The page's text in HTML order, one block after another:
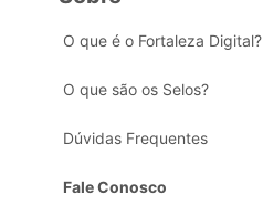
O que é o Fortaleza Digital?
O que são os Selos?
Dúvidas Frequentes
Fale Conosco